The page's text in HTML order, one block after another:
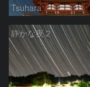
Tsuhara
静かな夜２